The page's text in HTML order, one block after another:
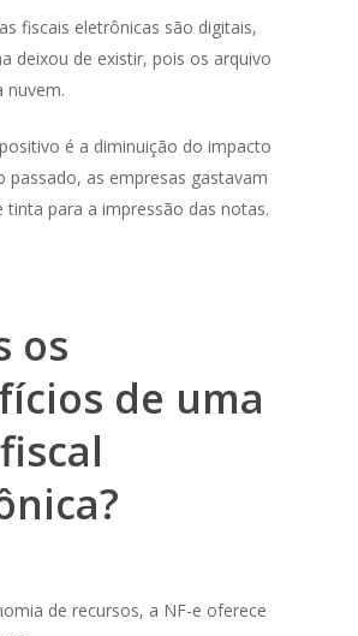
fiscais eletrônicas são digitais,
deixou de existir, pois os arquivo
nuvem.
é a diminuição do impacto
passado, as empresas gastavam
tinta para a impressão das notas.
os
de uma
de recursos, a NF-e oferece